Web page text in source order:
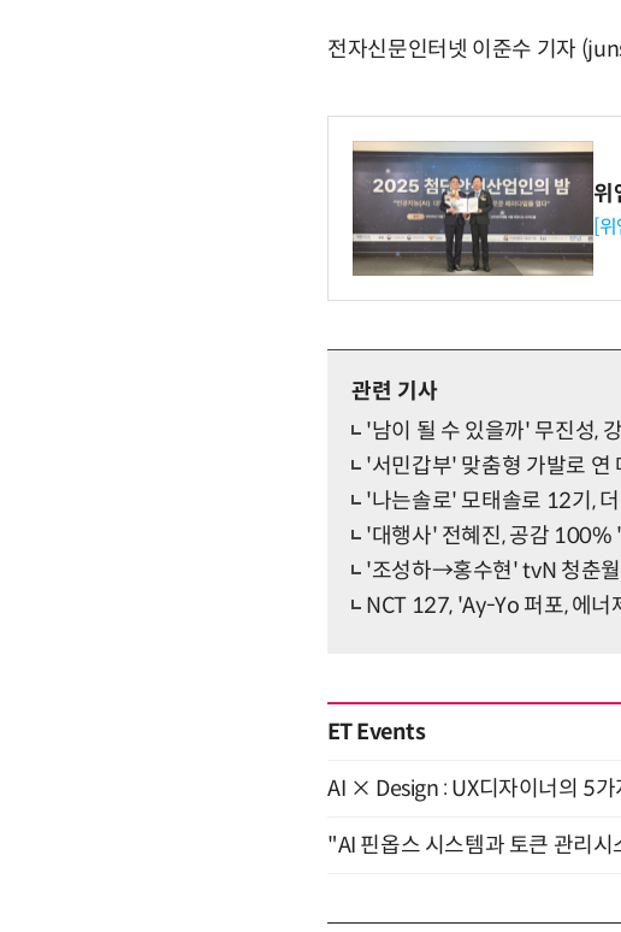
전자신문인터넷 이준수 기자
위
[
관련 기사
'남이 될 수 있을까' 무진성,
'서민갑부' 맞춤형 가발로
'나는솔로' 모태솔로 12기,
'대행사' 전혜진, 공감 100%
'조성하→홍수현' tvN 청춘
NCT 127, 'Ay-Yo 퍼포, 에너
ET Events
AI × Design : UX디자이너의 5가
"AI 핀옵스 시스템과 토큰 관리